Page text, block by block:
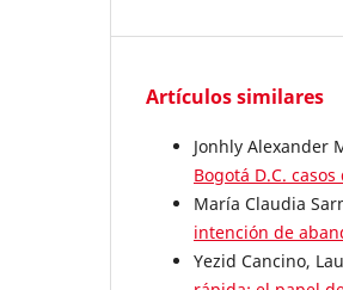
Artículos similares
Jonhly Alexander
Bogotá D.C.
María Claudia
intención de
Yezid Cancino,